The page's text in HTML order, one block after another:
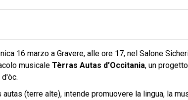
16 marzo a Gravere, alle ore 17, nel Salone
musicale Tèrras Autas d’Occitania, un
d'òc.
autas (terre alte), intende promuovere la lingua, la